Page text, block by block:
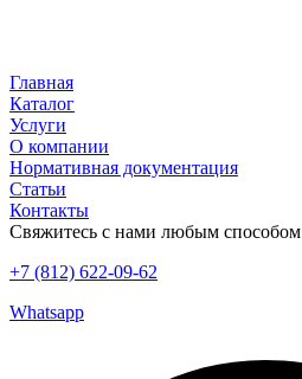
Главная
Каталог
Услуги
О компании
Нормативная документация
Статьи
Контакты
Свяжитесь с нами любым способом
+7 (812) 622-09-62
Whatsapp